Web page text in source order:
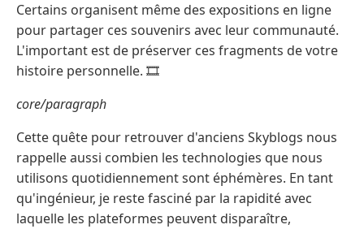
Certains organisent même des expositions en ligne
pour partager ces souvenirs avec leur communauté.
L'important est de préserver ces fragments de votre
histoire personnelle. 🎞️
core/paragraph
Cette quête pour retrouver d'anciens Skyblogs nous
rappelle aussi combien les technologies que nous
utilisons quotidiennement sont éphémères. En tant
qu'ingénieur, je reste fasciné par la rapidité avec
laquelle les plateformes peuvent disparaître,